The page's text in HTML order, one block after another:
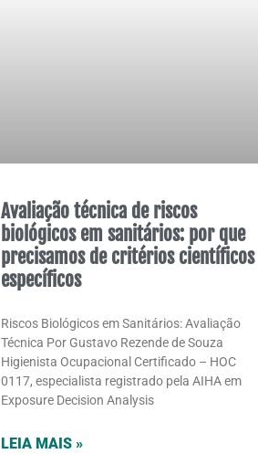
Avaliação técnica de riscos
biológicos em sanitários: por que
precisamos de critérios científicos
específicos
Riscos Biológicos em Sanitários: Avaliação
Técnica Por Gustavo Rezende de Souza
Higienista Ocupacional Certificado – HOC
0117, especialista registrado pela AIHA em
Exposure Decision Analysis
LEIA MAIS »